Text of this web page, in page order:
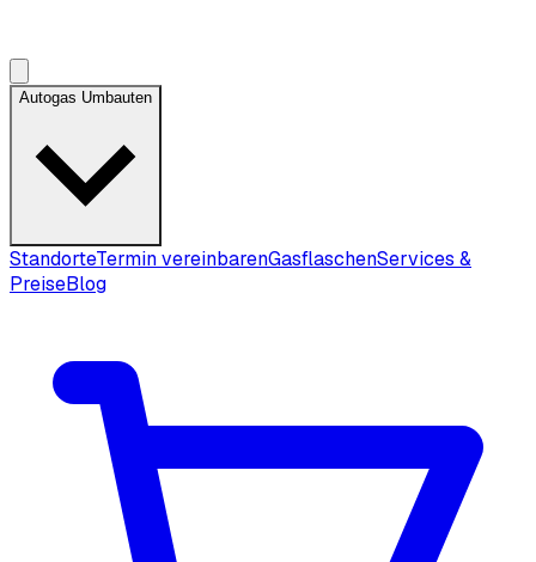
Autogas Umbauten
StandorteTermin vereinbarenGasflaschenServices &
PreiseBlog